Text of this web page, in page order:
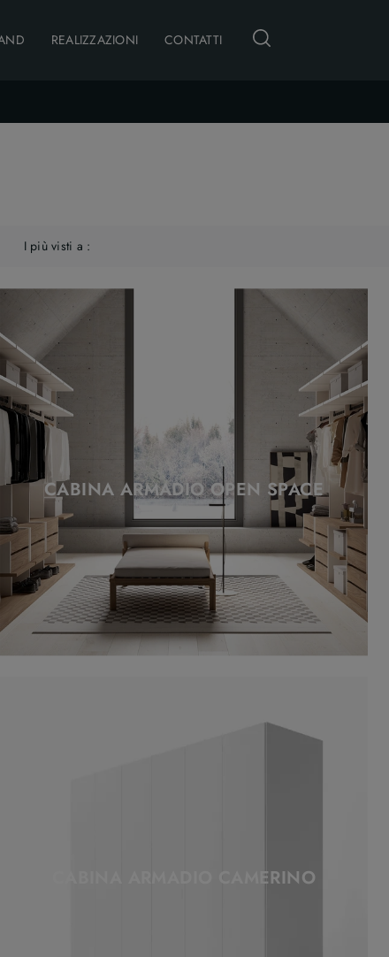
REALIZZAZIONI CONTATTI
I più visti a :
CABINA ARMADIO OPEN SPACE
CABINA ARMADIO CAMERINO